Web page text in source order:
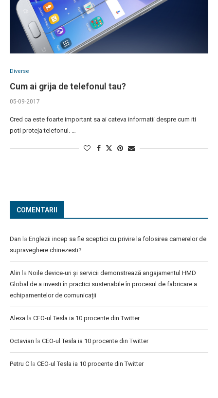
Diverse
Cum ai grija de telefonul tau?
05-09-2017
Cred ca este foarte important sa ai cateva informatii despre cum iti
poti proteja telefonul. …
COMENTARII
Dan la Englezii incep sa fie sceptici cu privire la folosirea camerelor de
supraveghere chinezesti?
Alin la Noile device-uri și servicii demonstrează angajamentul HMD
Global de a investi în practici sustenabile în procesul de fabricare a
echipamentelor de comunicații
Alexa la CEO-ul Tesla ia 10 procente din Twitter
Octavian la CEO-ul Tesla ia 10 procente din Twitter
Petru C la CEO-ul Tesla ia 10 procente din Twitter